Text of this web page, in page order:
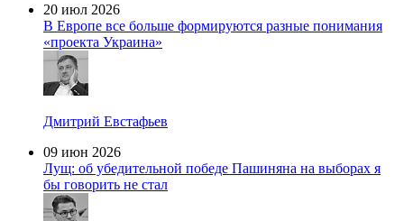
20 июл 2026
В Европе все больше формируются разные понимания
«проекта Украина»
Дмитрий Евстафьев
09 июн 2026
Лущ: об убедительной победе Пашиняна на выборах я
бы говорить не стал